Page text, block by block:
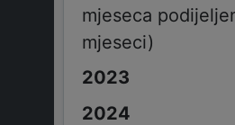
mjeseca
mjeseci)